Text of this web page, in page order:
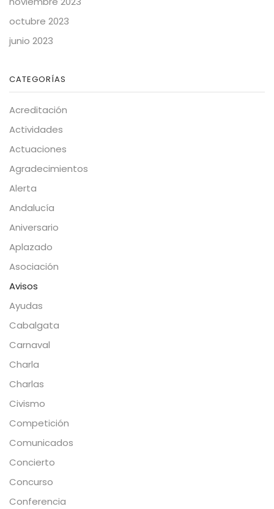
octubre 2023
junio 2023
CATEGORÍAS
Acreditación
Actividades
Actuaciones
Agradecimientos
Alerta
Andalucía
Aniversario
Aplazado
Asociación
Avisos
Ayudas
Cabalgata
Carnaval
Charla
Charlas
Civismo
Competición
Comunicados
Concierto
Concurso
Conferencia